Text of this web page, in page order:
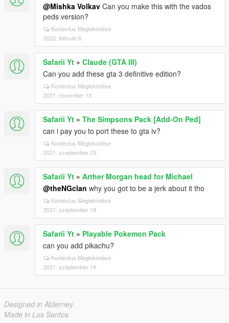
@Mishka Volkav Can you make this with the vados
peds version?
Kontextus Megtekintése
2022. február 6.
Safarii Yt » Claude (GTA III)
Can you add these gta 3 definitive edition?
Kontextus Megtekintése
2021. november 13.
Safarii Yt » The Simpsons Pack [Add-On Ped]
can i pay you to port these to gta iv?
Kontextus Megtekintése
2021. szeptember 23.
Safarii Yt » Arther Morgan head for Michael
@theNGclan why you got to be a jerk about it tho
Kontextus Megtekintése
2021. szeptember 19.
Safarii Yt » Playable Pokemon Pack
can you add pikachu?
Kontextus Megtekintése
2021. szeptember 14.
Designed in Alderney
Made in Los Santos